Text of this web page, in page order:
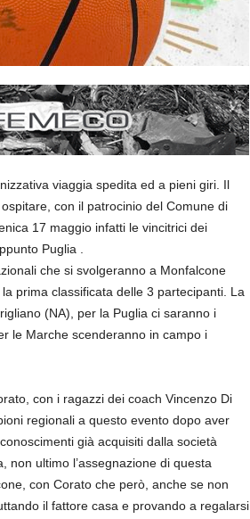
viaggia spedita ed a pieni giri. Il
con il patrocinio del Comune di
17 maggio infatti le vincitrici dei
Puglia .
che si svolgeranno a Monfalcone
prima classificata delle 3 partecipanti. La
(NA), per la Puglia ci saranno i
le Marche scenderanno in campo i
con i ragazzi dei coach Vincenzo Di
regionali a questo evento dopo aver
già acquisiti dalla società
non ultimo l’assegnazione di questa
con Corato che però, anche se non
il fattore casa e provando a regalarsi